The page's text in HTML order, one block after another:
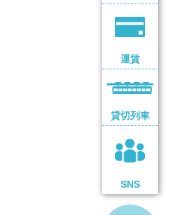
運賃
貸切列車
SNS